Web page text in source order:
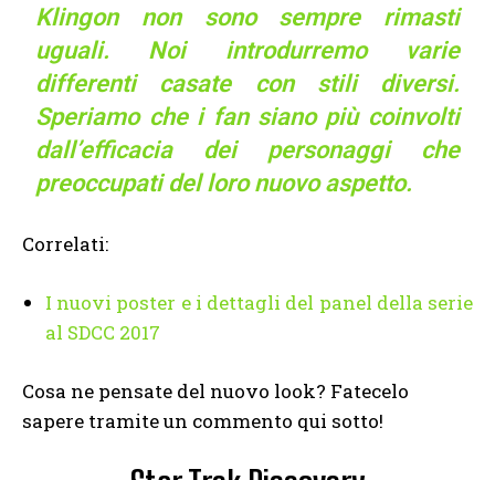
Klingon non sono sempre rimasti
uguali. Noi introdurremo varie
differenti casate con stili diversi.
Speriamo che i fan siano più coinvolti
dall’efficacia dei personaggi che
preoccupati del loro nuovo aspetto.
Correlati:
I nuovi poster e i dettagli del panel della serie
al SDCC 2017
Cosa ne pensate del nuovo look? Fatecelo
sapere tramite un commento qui sotto!